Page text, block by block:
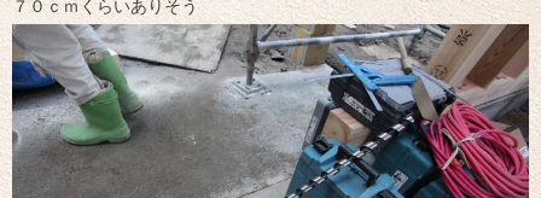
７０ｃｍくらいありそう